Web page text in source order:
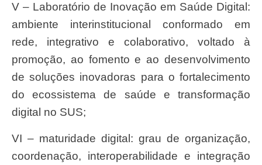
V – Laboratório de Inovação em Saúde Digital:
ambiente interinstitucional conformado em
rede, integrativo e colaborativo, voltado à
promoção, ao fomento e ao desenvolvimento
de soluções inovadoras para o fortalecimento
do ecossistema de saúde e transformação
digital no SUS;
VI – maturidade digital: grau de organização,
coordenação, interoperabilidade e integração